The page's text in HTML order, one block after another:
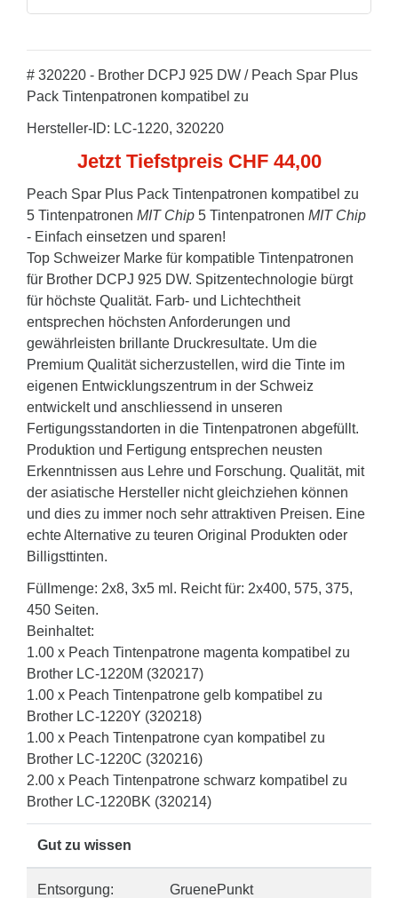
# 320220 - Brother DCPJ 925 DW / Peach Spar Plus
Pack Tintenpatronen kompatibel zu
Hersteller-ID: LC-1220, 320220
Jetzt Tiefstpreis CHF 44,00
Peach Spar Plus Pack Tintenpatronen kompatibel zu
5 Tintenpatronen MIT Chip 5 Tintenpatronen MIT Chip
- Einfach einsetzen und sparen!
Top Schweizer Marke für kompatible Tintenpatronen
für Brother DCPJ 925 DW. Spitzentechnologie bürgt
für höchste Qualität. Farb- und Lichtechtheit
entsprechen höchsten Anforderungen und
gewährleisten brillante Druckresultate. Um die
Premium Qualität sicherzustellen, wird die Tinte im
eigenen Entwicklungszentrum in der Schweiz
entwickelt und anschliessend in unseren
Fertigungsstandorten in die Tintenpatronen abgefüllt.
Produktion und Fertigung entsprechen neusten
Erkenntnissen aus Lehre und Forschung. Qualität, mit
der asiatische Hersteller nicht gleichziehen können
und dies zu immer noch sehr attraktiven Preisen. Eine
echte Alternative zu teuren Original Produkten oder
Billigsttinten.
Füllmenge: 2x8, 3x5 ml. Reicht für: 2x400, 575, 375,
450 Seiten.
Beinhaltet:
1.00 x Peach Tintenpatrone magenta kompatibel zu
Brother LC-1220M (320217)
1.00 x Peach Tintenpatrone gelb kompatibel zu
Brother LC-1220Y (320218)
1.00 x Peach Tintenpatrone cyan kompatibel zu
Brother LC-1220C (320216)
2.00 x Peach Tintenpatrone schwarz kompatibel zu
Brother LC-1220BK (320214)
Gut zu wissen
Entsorgung: GruenePunkt